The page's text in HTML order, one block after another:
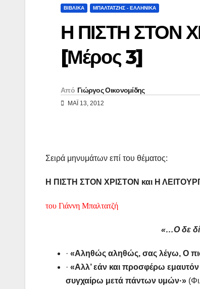
ΒΙΒΛΙΚΑ ΜΠΑΛΤΑΤΖΗΣ - ΕΛΛΗΝΙΚΑ
Η ΠΙΣΤΗ ΣΤΟΝ
[Μέρος 3]
Από Γιώργος Οικονομίδης
ΜΑΪ́ 13, 2012
Σειρά μηνυμάτων επί του θέματος:
Η ΠΙΣΤΗ ΣΤΟΝ ΧΡΙΣΤΟΝ και Η
του Γιάννη Μπαλτατζή
«…Ο δε
· «Αληθώς αληθώς, σας λέγω, Ο
· «Αλλ’ εάν και προσφέρω
συγχαίρω μετά πάντων υμών·»